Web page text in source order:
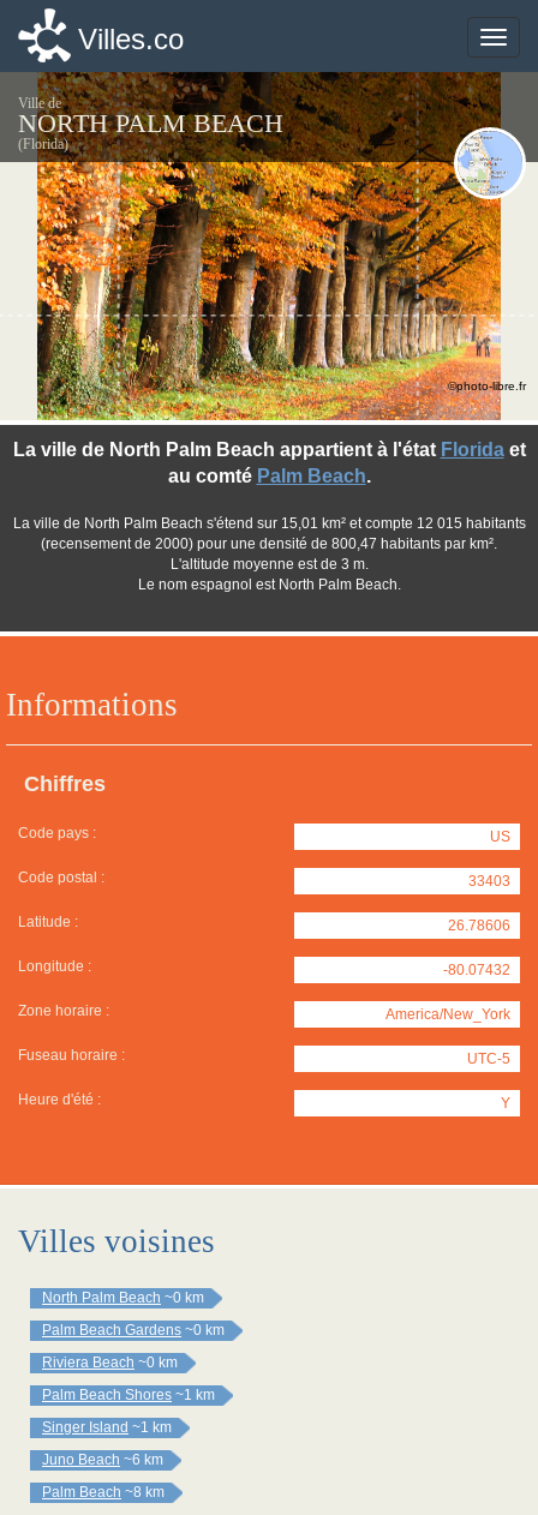
Toggle
Villes.co
Ville de
NORTH PALM BEACH
(Florida)
Informations
Chiffres
Code pays : US
Code postal : 33403
Latitude : 26.78606
Longitude : -80.07432
Zone horaire : America/New_York
Fuseau horaire : UTC-5
Heure d'été : Y
La ville de North Palm Beach appartient à l'état Floridaet
au comté Palm Beach.
La ville de North Palm Beach s'étend sur 15,01 km² et compte 12 015 habitants
(recensement de 2000) pour une densité de 800,47 habitants par km².
L'altitude moyenne est de 3 m.
Le nom espagnol est North Palm Beach.
©photo-libre.fr
Villes voisines
North Palm Beach ~0 km
Palm Beach Gardens ~0 km
Riviera Beach ~0 km
Palm Beach Shores ~1 km
Singer Island ~1 km
Juno Beach ~6 km
Palm Beach ~8 km
Toggle
Villes.co